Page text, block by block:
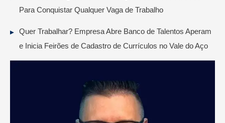
Para Conquistar Qualquer Vaga de Trabalho
Quer Trabalhar? Empresa Abre Banco de Talentos Aperam
e Inicia Feirões de Cadastro de Currículos no Vale do Aço